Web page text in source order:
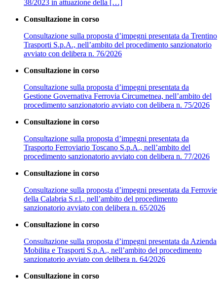
38/2023 in attuazione della […]
Consultazione in corso
Consultazione sulla proposta d’impegni presentata da Trentino
Trasporti S.p.A., nell’ambito del procedimento sanzionatorio
avviato con delibera n. 76/2026
Consultazione in corso
Consultazione sulla proposta d’impegni presentata da
Gestione Governativa Ferrovia Circumetnea, nell’ambito del
procedimento sanzionatorio avviato con delibera n. 75/2026
Consultazione in corso
Consultazione sulla proposta d’impegni presentata da
Trasporto Ferroviario Toscano S.p.A., nell’ambito del
procedimento sanzionatorio avviato con delibera n. 77/2026
Consultazione in corso
Consultazione sulla proposta d’impegni presentata da Ferrovie
della Calabria S.r.l., nell’ambito del procedimento
sanzionatorio avviato con delibera n. 65/2026
Consultazione in corso
Consultazione sulla proposta d’impegni presentata da Azienda
Mobilita e Trasporti S.p.A., nell’ambito del procedimento
sanzionatorio avviato con delibera n. 64/2026
Consultazione in corso